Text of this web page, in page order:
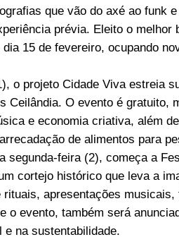
que vão do axé ao funk
prévia. Eleito o
15 de fevereiro, ocupando
o projeto Cidade Viva estreia
Ceilândia. O evento é gratuito,
e economia criativa, além
de alimentos para
segunda-feira (2), começa a
cortejo histórico que leva a
rituais, apresentações
o evento, também será
e na sustentabilidade.